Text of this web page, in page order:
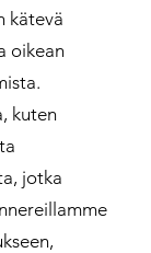
kätevä
oikean
kuten
jotka